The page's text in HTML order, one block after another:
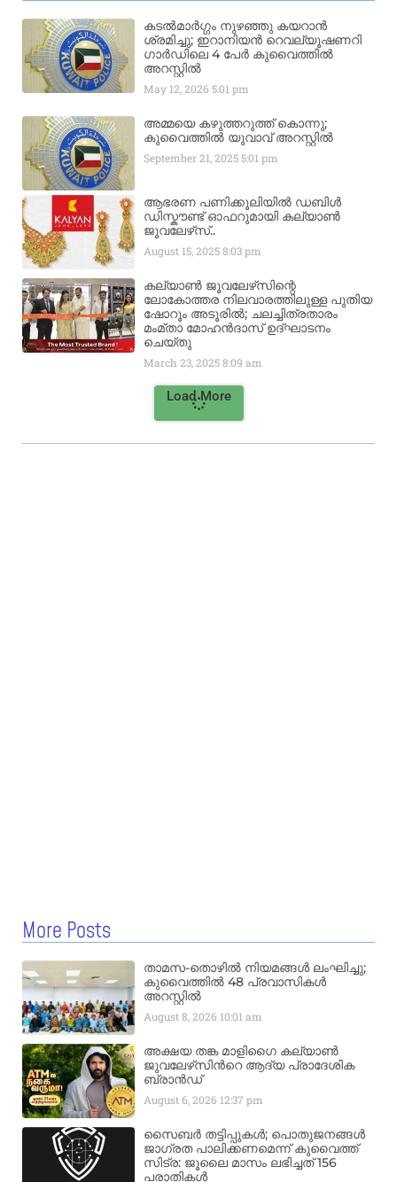
കടൽമാർഗ്ഗം നുഴഞ്ഞു കയറാൻ
ശ്രമിച്ചു; ഇറാനിയൻ റെവല്യൂഷണറി
ഗാർഡിലെ 4 പേർ കുവൈത്തിൽ
അറസ്റ്റിൽ
May 12, 20265:01 pm
അമ്മയെ കഴുത്തറുത്ത് കൊന്നു;
കുവൈത്തിൽ യുവാവ് അറസ്റ്റിൽ
September 21, 20255:01 pm
ആഭരണ പണിക്കൂലിയിൽ ഡബിൾ
ഡിസ്കൗണ്ട് ഓഫറുമായി കല്യാൺ
ജൂവലേഴ്‌സ്..
August 15, 20258:03 pm
കല്യാൺ ജൂവലേഴ്‌സിന്റെ
ലോകോത്തര നിലവാരത്തിലുള്ള പുതിയ
ഷോറൂം അടൂരിൽ; ചലച്ചിത്രതാരം
മംമ്താ മോഹൻദാസ് ഉദ്ഘാടനം
ചെയ്‌തു
March 23, 20258:09 am
Load More
More Posts
താമസ-തൊഴിൽ നിയമങ്ങൾ ലംഘിച്ചു;
കുവൈത്തിൽ 48 പ്രവാസികൾ
അറസ്റ്റിൽ
August 8, 2026 10:01 am
അക്ഷയ തങ്ക മാളിഗൈ കല്യാണ്‍
ജുവലേഴ്‌സിന്‍റെ ആദ്യ പ്രാദേശിക
ബ്രാന്‍ഡ്
August 6, 2026 12:37 pm
സൈബർ തട്ടിപ്പുകൾ; പൊതുജനങ്ങൾ
ജാഗ്രത പാലിക്കണമെന്ന് കുവൈത്ത്
സിട്ര: ജൂലൈ മാസം ലഭിച്ചത് 156
പരാതികൾ